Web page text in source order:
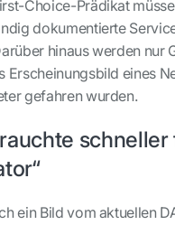
Choice-Prädikat
dokumentierte
hinaus werden
Erscheinungsbild eines
gefahren wurden.
ein Bild vom aktuellen